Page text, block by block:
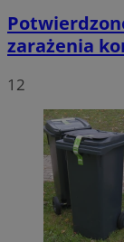
zarażenia
12